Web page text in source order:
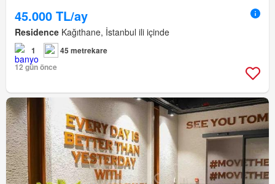
45.000 TL/ay
Residence Kağıthane, İstanbul ili içinde
1
45 metrekare
12 gün önce